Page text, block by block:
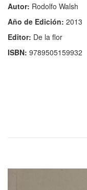
Autor: Rodolfo Walsh
Año de Edición: 2013
Editor: De la flor
ISBN: 9789505159932